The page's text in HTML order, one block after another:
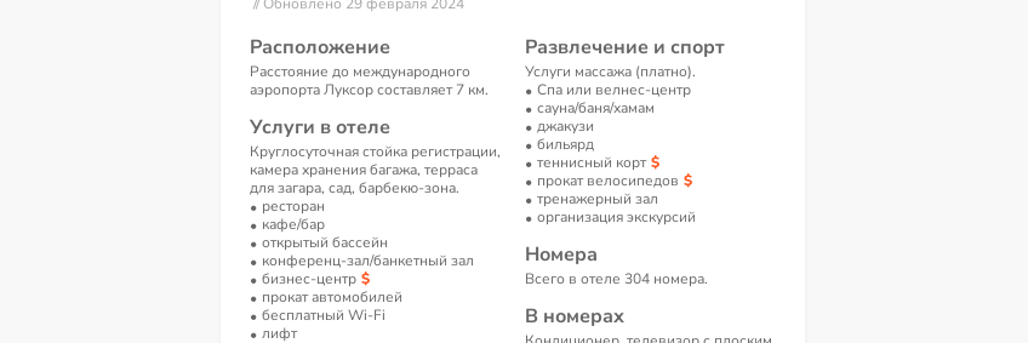
Расположение
Расстояние до международного
аэропорта Луксор составляет 7 км.
Услуги в отеле
Круглосуточная стойка регистрации,
камера хранения багажа, терраса
для загара, сад, барбекю-зона.
ресторан
кафе/бар
открытый бассейн
конференц-зал/банкетный зал
бизнес-центр
прокат автомобилей
бесплатный Wi-Fi
лифт
Развлечение и спорт
Услуги массажа (платно).
Спа или велнес-центр
сауна/баня/хамам
джакузи
бильярд
теннисный корт
прокат велосипедов
тренажерный зал
организация экскурсий
Номера
Всего в отеле 304 номера.
В номерах